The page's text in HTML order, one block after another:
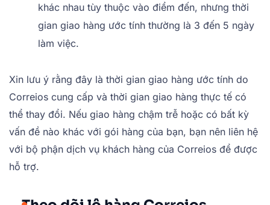
khác nhau tùy thuộc vào điểm đến, nhưng thời
gian giao hàng ước tính thường là 3 đến 5 ngày
làm việc.
Xin lưu ý rằng đây là thời gian giao hàng ước tính do
Correios cung cấp và thời gian giao hàng thực tế có
thể thay đổi. Nếu giao hàng chậm trễ hoặc có bất kỳ
vấn đề nào khác với gói hàng của bạn, bạn nên liên hệ
với bộ phận dịch vụ khách hàng của Correios để được
hỗ trợ.